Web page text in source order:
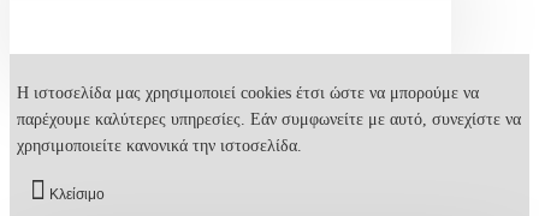
Η ιστοσελίδα μας χρησιμοποιεί cookies έτσι ώστε να μπορούμε να
παρέχουμε καλύτερες υπηρεσίες. Εάν συμφωνείτε με αυτό, συνεχίστε να
χρησιμοποιείτε κανονικά την ιστοσελίδα.
Κλείσιμο